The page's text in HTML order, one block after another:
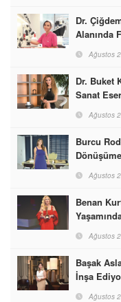
Dr.
Alanında
Ağustos
Dr. Buket
Sanat
Ağustos
Burcu
Ağustos
Benan
Ağustos
Başak
İnşa
Ağustos